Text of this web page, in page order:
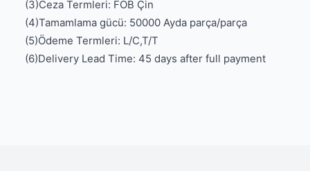
(3)Ceza Termleri: FOB Çin
(4)Tamamlama gücü: 50000 Ayda parça/parça
(5)Ödeme Termleri: L/C,T/T
(6)Delivery Lead Time: 45 days after full payment